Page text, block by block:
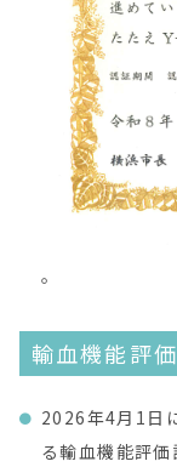
。
輸血機能評
2026年4月1日
る輸血機能評